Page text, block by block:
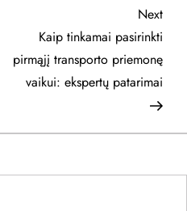
Next
Next
Kaip tinkamai pasirinkti
pirmąjį transporto priemonę
vaikui: ekspertų patarimai